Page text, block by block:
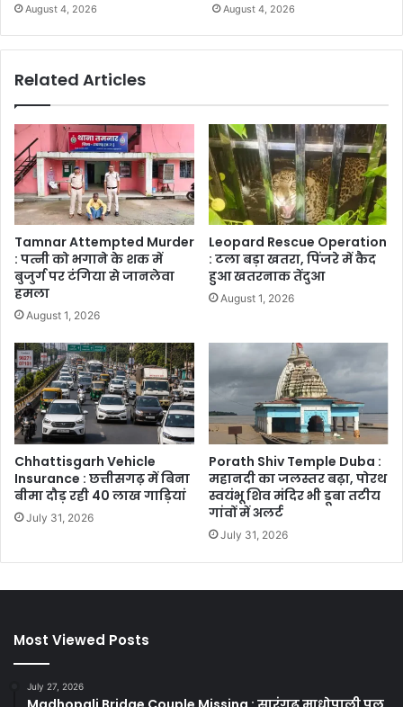
August 4, 2026 August 4, 2026
Related Articles
Tamnar Attempted Murder
: पत्नी को भगाने के शक में
बुजुर्ग पर टंगिया से जानलेवा
हमला
August 1, 2026
Leopard Rescue Operation
: टला बड़ा खतरा, पिंजरे में कैद
हुआ खतरनाक तेंदुआ
August 1, 2026
Chhattisgarh Vehicle
Insurance : छत्तीसगढ़ में बिना
बीमा दौड़ रही 40 लाख गाड़ियां
July 31, 2026
Porath Shiv Temple Duba :
महानदी का जलस्तर बढ़ा, पोरथ
स्वयंभू शिव मंदिर भी डूबा तटीय
गांवों में अलर्ट
July 31, 2026
Most Viewed Posts
July 27, 2026